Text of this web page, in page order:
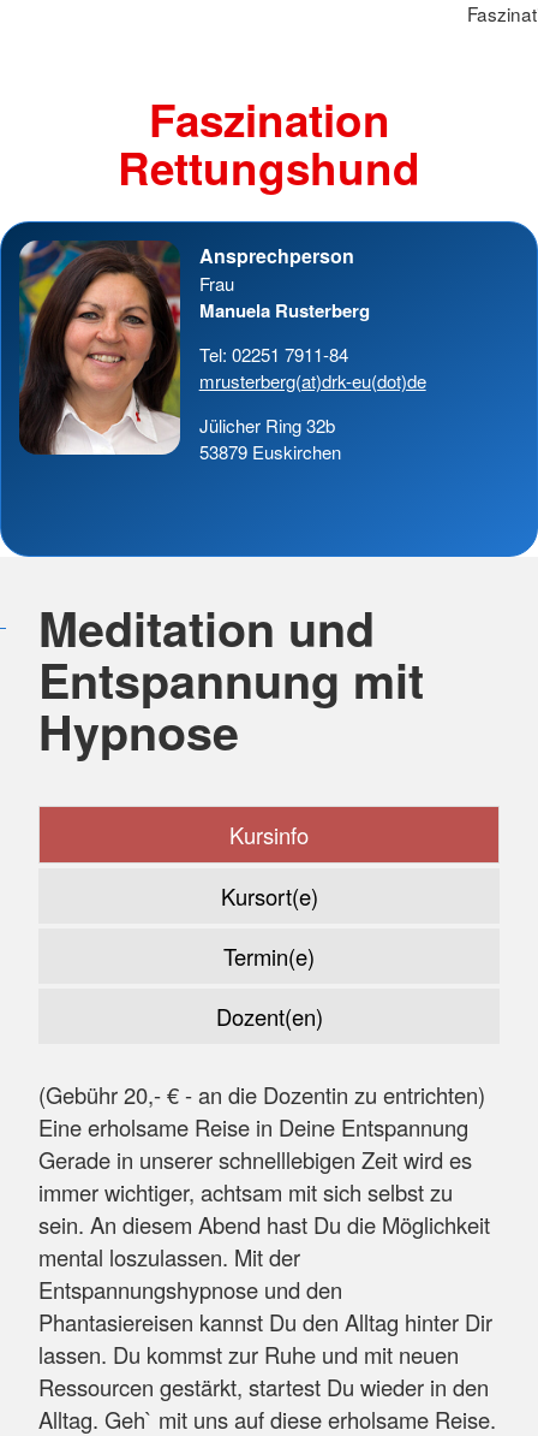
Faszination
Rettungshund
Ansprechperson
Frau
Manuela Rusterberg
Tel: 02251 7911-84
mrusterberg(at)drk-eu(dot)de
Jülicher Ring 32b
53879 Euskirchen
Meditation und
Entspannung mit
Hypnose
Kursinfo
Kursort(e)
Termin(e)
Dozent(en)
(Gebühr 20,- € - an die Dozentin zu entrichten)
Eine erholsame Reise in Deine Entspannung
Gerade in unserer schnelllebigen Zeit wird es
immer wichtiger, achtsam mit sich selbst zu
sein. An diesem Abend hast Du die Möglichkeit
mental loszulassen. Mit der
Entspannungshypnose und den
Phantasiereisen kannst Du den Alltag hinter Dir
lassen. Du kommst zur Ruhe und mit neuen
Ressourcen gestärkt, startest Du wieder in den
Alltag. Geh` mit uns auf diese erholsame Reise.